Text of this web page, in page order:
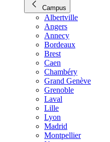
Campus
Albertville
Angers
Annecy
Bordeaux
Brest
Caen
Chambéry
Grand Genève
Grenoble
Laval
Lille
Lyon
Madrid
Montpellier